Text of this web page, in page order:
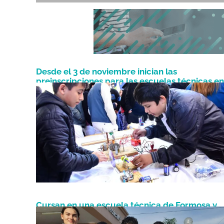
Desde el 3 de noviembre inician las
preinscripciones para las escuelas técnicas en
Formosa
Octubre 29, 2025
Cursan en una escuela técnica de Formosa y
construyeron una moto
Diciembre 5, 2022